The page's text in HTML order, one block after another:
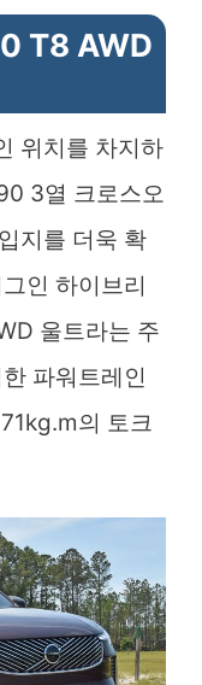
T8 AWD
위치를 차지하
3열 크로스오
지를 더욱 확
인 하이브리
울트라는 주
파워트레인
의 토크